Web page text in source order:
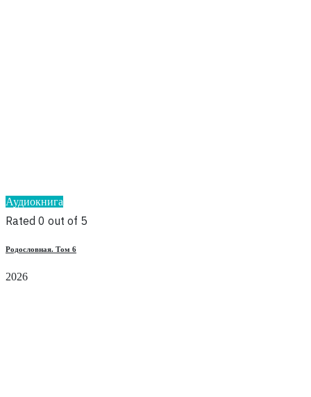
Аудиокнига
Rated 0 out of 5
Родословная. Том 6
2026